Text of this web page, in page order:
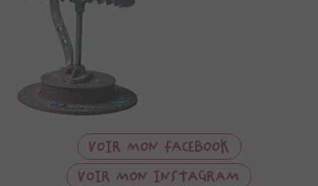
VOIR MON FACEBOOK
VOIR MON INSTAGRAM